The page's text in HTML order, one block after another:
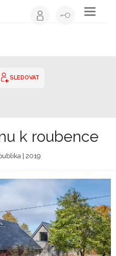
Toggle
SLEDOVAT
k roubence
| 2019